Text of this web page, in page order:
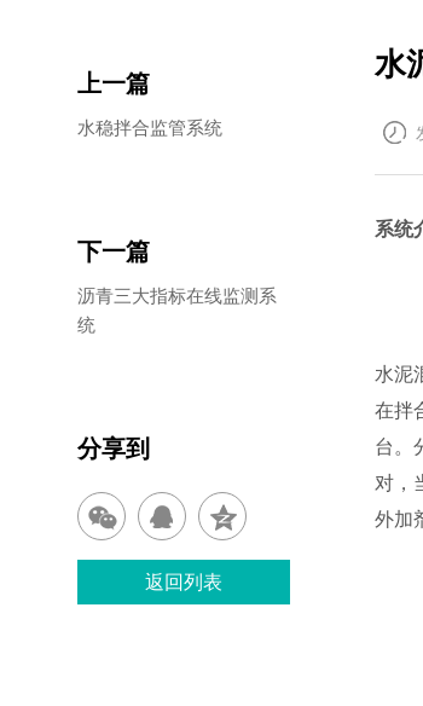
水
系统
水泥
在拌
台。
对，
外加
上一篇
水稳拌合监管系统
下一篇
沥青三大指标在线监测系
统
分享到
返回列表